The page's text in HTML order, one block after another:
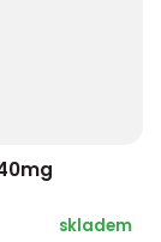
skladem